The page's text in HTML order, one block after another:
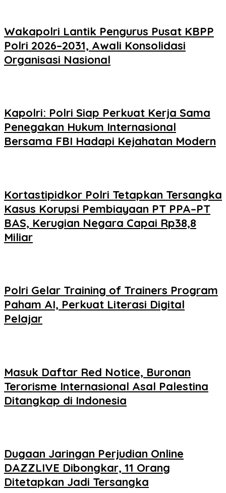
Wakapolri Lantik Pengurus Pusat KBPP
Polri 2026–2031, Awali Konsolidasi
Organisasi Nasional
Kapolri: Polri Siap Perkuat Kerja Sama
Penegakan Hukum Internasional
Bersama FBI Hadapi Kejahatan Modern
Kortastipidkor Polri Tetapkan Tersangka
Kasus Korupsi Pembiayaan PT PPA–PT
BAS, Kerugian Negara Capai Rp38,8
Miliar
Polri Gelar Training of Trainers Program
Paham AI, Perkuat Literasi Digital
Pelajar
Masuk Daftar Red Notice, Buronan
Terorisme Internasional Asal Palestina
Ditangkap di Indonesia
Dugaan Jaringan Perjudian Online
DAZZLIVE Dibongkar, 11 Orang
Ditetapkan Jadi Tersangka